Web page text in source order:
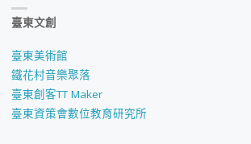
臺東文創
臺東美術館
鐵花村音樂聚落
臺東創客TT Maker
臺東資策會數位教育研究所